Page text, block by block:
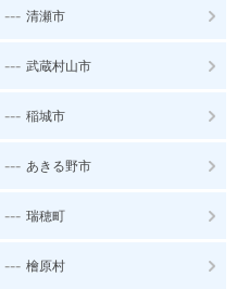
--- 清瀬市
--- 武蔵村山市
--- 稲城市
--- あきる野市
--- 瑞穂町
--- 檜原村